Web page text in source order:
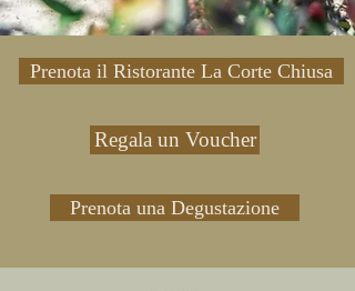
Prenota il Ristorante La Corte Chiusa
Regala un Voucher
Prenota una Degustazione